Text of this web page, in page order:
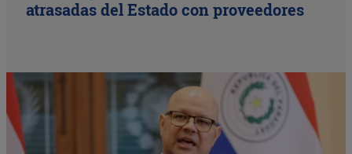
atrasadas del Estado con proveedores